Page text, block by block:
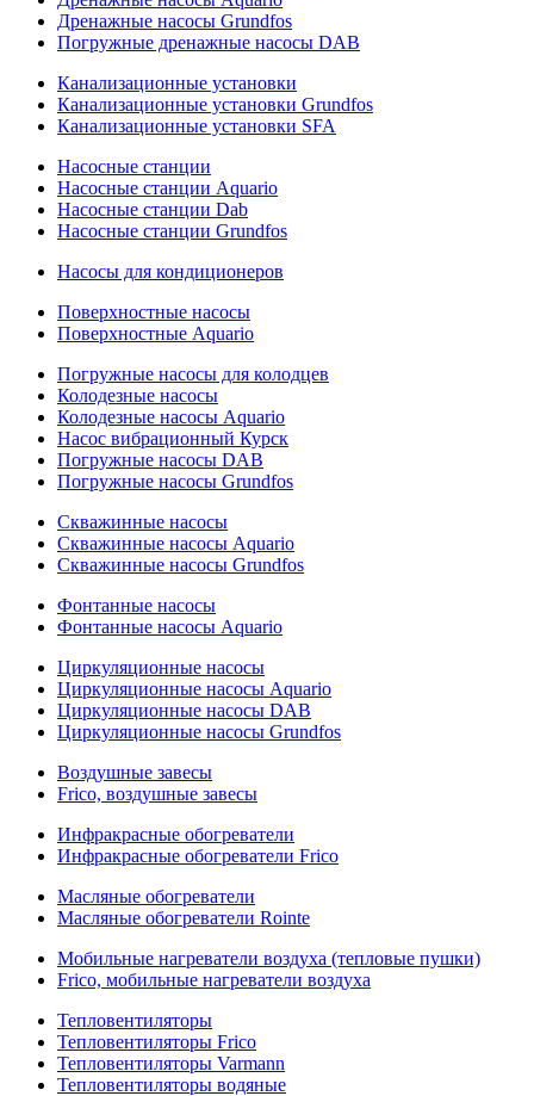
Дренажные насосы Grundfos
Погружные дренажные насосы DAB
Канализационные установки
Канализационные установки Grundfos
Канализационные установки SFA
Насосные станции
Насосные станции Aquario
Насосные станции Dab
Насосные станции Grundfos
Насосы для кондиционеров
Поверхностные насосы
Поверхностные Aquario
Погружные насосы для колодцев
Колодезные насосы
Колодезные насосы Aquario
Насос вибрационный Курск
Погружные насосы DAB
Погружные насосы Grundfos
Скважинные насосы
Скважинные насосы Aquario
Скважинные насосы Grundfos
Фонтанные насосы
Фонтанные насосы Aquario
Циркуляционные насосы
Циркуляционные насосы Aquario
Циркуляционные насосы DAB
Циркуляционные насосы Grundfos
Воздушные завесы
Frico, воздушные завесы
Инфракрасные обогреватели
Инфракрасные обогреватели Frico
Масляные обогреватели
Масляные обогреватели Rointe
Мобильные нагреватели воздуха (тепловые пушки)
Frico, мобильные нагреватели воздуха
Тепловентиляторы
Тепловентиляторы Frico
Тепловентиляторы Varmann
Тепловентиляторы водяные